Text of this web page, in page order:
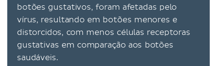
botões gustativos, foram afetadas pelo
vírus, resultando em botões menores e
distorcidos, com menos células receptoras
gustativas em comparação aos botões
saudáveis.